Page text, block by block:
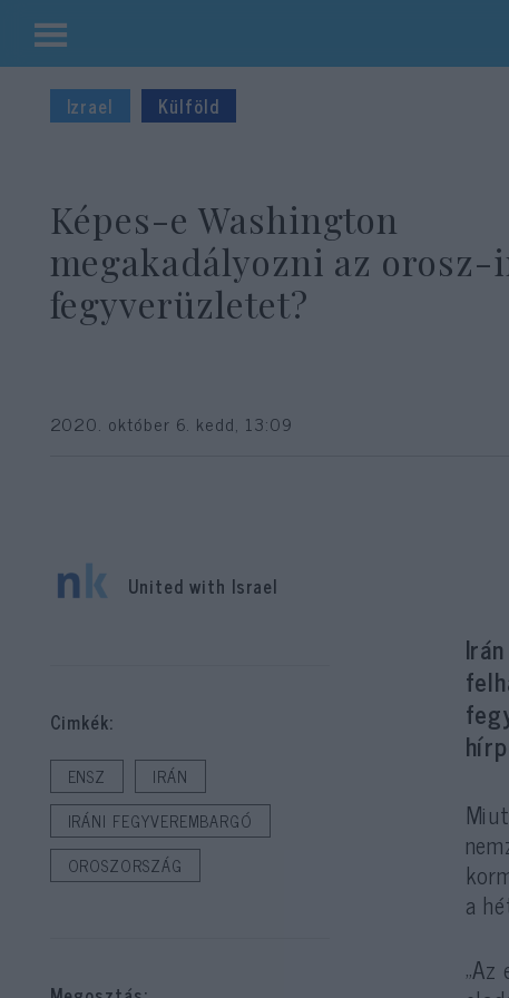
Kilépés
tartalomba
Izrael Külföld
Képes-e Washington
megakadályozni az orosz-
fegyverüzletet?
2020. október 6. kedd, 13:09
a
United with Israel
Cimkék:
ENSZ
IRÁN
IRÁNI FEGYVEREMBARGÓ
OROSZORSZÁG